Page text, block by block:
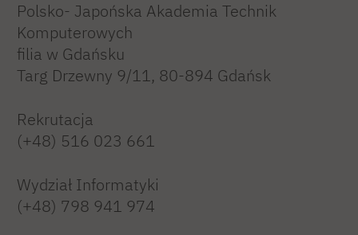
Polsko- Japońska Akademia Technik
Komputerowych
filia w Gdańsku
Targ Drzewny 9/11, 80-894 Gdańsk
Rekrutacja
(+48) 516 023 661
Wydział Informatyki
(+48) 798 941 974